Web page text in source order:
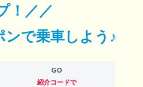
！／／
で乗車しよう♪
GO
紹介コードで